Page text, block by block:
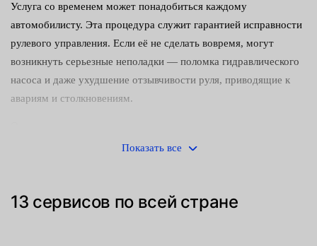
Услуга со временем может понадобиться каждому
автомобилисту. Эта процедура служит гарантией исправности
рулевого управления. Если её не сделать вовремя, могут
возникнуть серьезные неполадки — поломка гидравлического
насоса и даже ухудшение отзывчивости руля, приводящие к
авариям и столкновениям.
внешние дефекты, заметные при визуальном осмотре;
днищем авто.
Показать все
13 сервисов по всей стране